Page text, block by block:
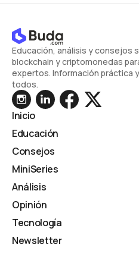
Educación, análisis y consejos
blockchain y criptomonedas
expertos. Información práctica
todos.
Inicio
Educación
Consejos
MiniSeries
Análisis
Opinión
Tecnología
Newsletter